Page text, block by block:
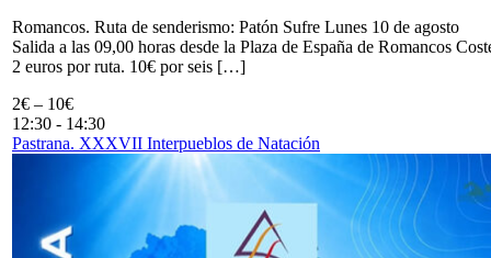
Romancos. Ruta de senderismo: Patón Sufre Lunes 10 de agosto
Salida a las 09,00 horas desde la Plaza de España de Romancos
2 euros por ruta. 10€ por seis […]
2€ – 10€
12:30 - 14:30
Pastrana. XXXVII Interpueblos de Natación